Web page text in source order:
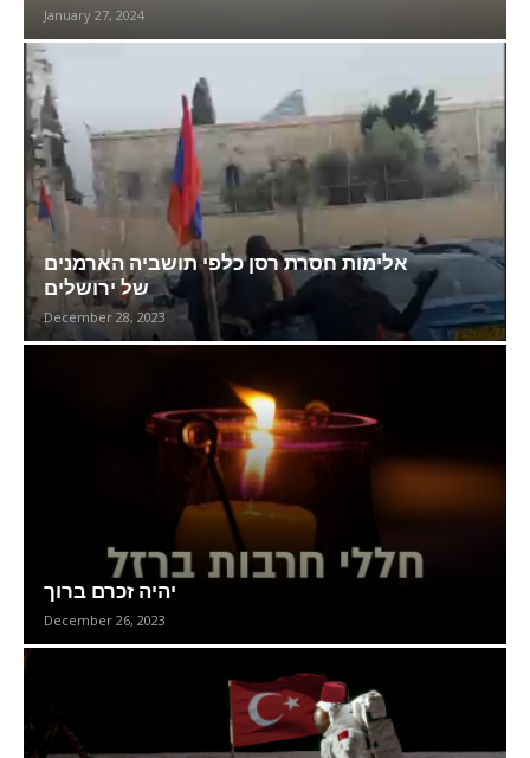
January 27, 2024
אלימות חסרת רסן כלפי תושביה הארמנים
של ירושלים
December 28, 2023
יהיה זכרם ברוך
December 26, 2023